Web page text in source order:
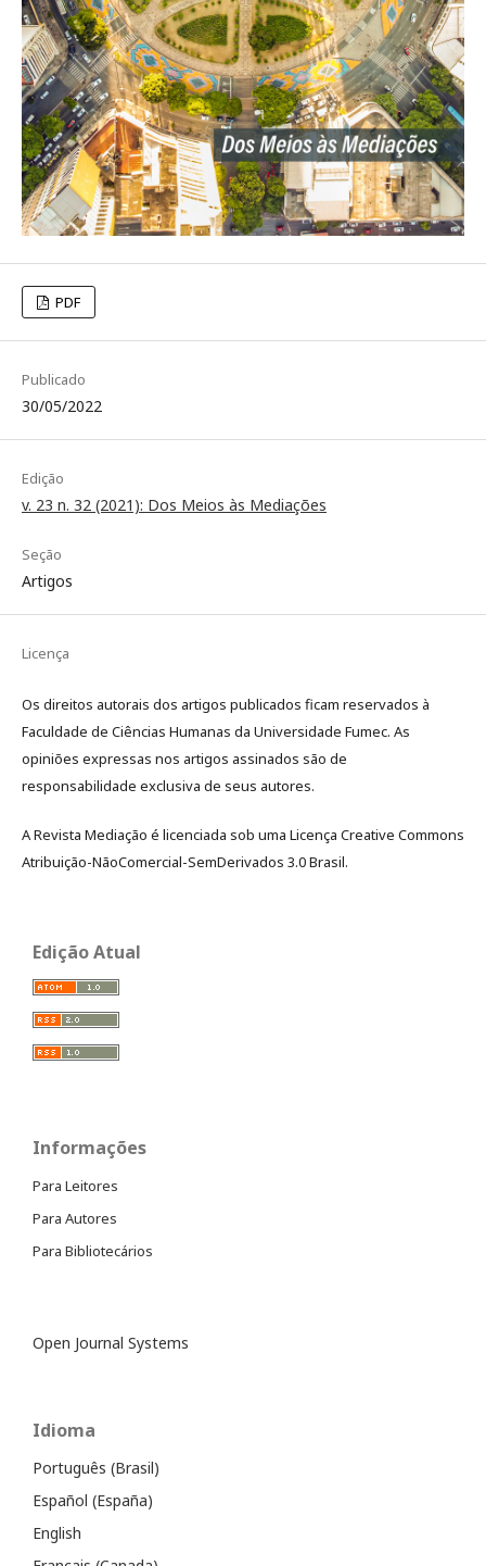
PDF
Publicado
30/05/2022
Edição
v. 23 n. 32 (2021): Dos Meios às Mediações
Seção
Artigos
Licença
Os direitos autorais dos artigos publicados ficam reservados à
Faculdade de Ciências Humanas da Universidade Fumec. As
opiniões expressas nos artigos assinados são de
responsabilidade exclusiva de seus autores.
A Revista Mediação é licenciada sob uma Licença Creative Commons
Atribuição-NãoComercial-SemDerivados 3.0 Brasil.
Edição Atual
Informações
Para Leitores
Para Autores
Para Bibliotecários
Open Journal Systems
Idioma
Português (Brasil)
Español (España)
English